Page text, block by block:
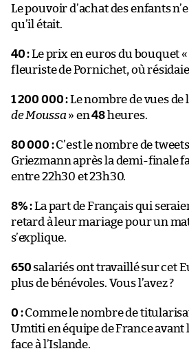
Le pouvoir d’achat des enfants
qu’il était.
40 :Le prix en euros du bouquet «
fleuriste de Pornichet, où
1 200 000 :Le nombre de vues de
de Moussa » en48heures.
80 000 :C’est le nombre de
Griezmann après la demi-finale
entre 22h30 et 23h30.
8% :La part de Français qui
retard à leur mariage pour un
s’explique.
650 salariés ont travaillé sur cet
plus de bénévoles. Vous l’avez ?
0 :Comme le nombre de
Umtiti en équipe de France avant
face à l’Islande.